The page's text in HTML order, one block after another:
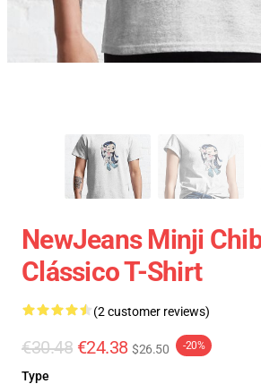
NewJeans Minji
Clássico T-Shirt
(2 customer reviews)
€30.48 €24.38 $26.50 -20%
Type